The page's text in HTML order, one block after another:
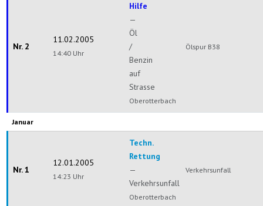
Nr. 2
11.02.2005
14:40 Uhr
Hilfe
—
Öl
/
Benzin
auf
Strasse
Oberotterbach
Ölspur B38
Januar
Nr. 1
12.01.2005
14:23 Uhr
Techn.
Rettung
—
Verkehrsunfall
Oberotterbach
Verkehrsunfall